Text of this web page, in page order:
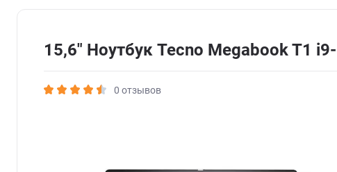
15,6" Ноутбук Tecno Megabook T1
0 отзывов